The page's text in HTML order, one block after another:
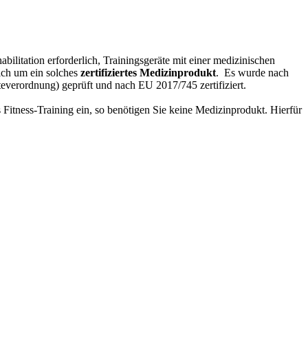
erforderlich, Trainingsgeräte mit einer medizinischen
um ein solches zertifiziertes Medizinprodukt. Es wurde nach
geprüft und nach EU 2017/745 zertifiziert.
Training ein, so benötigen Sie keine Medizinprodukt. Hierfür